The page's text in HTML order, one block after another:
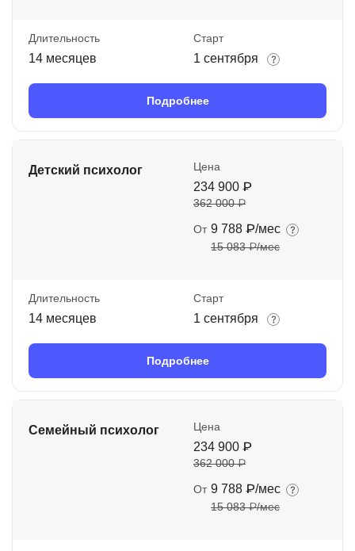
Длительность
14 месяцев
Старт
1 сентября
Подробнее
Детский психолог Цена
234 900 ₽
362 000 ₽
От 9 788 ₽/мес
15 083 ₽/мес
Длительность
14 месяцев
Старт
1 сентября
Подробнее
Семейный психолог Цена
234 900 ₽
362 000 ₽
От 9 788 ₽/мес
15 083 ₽/мес